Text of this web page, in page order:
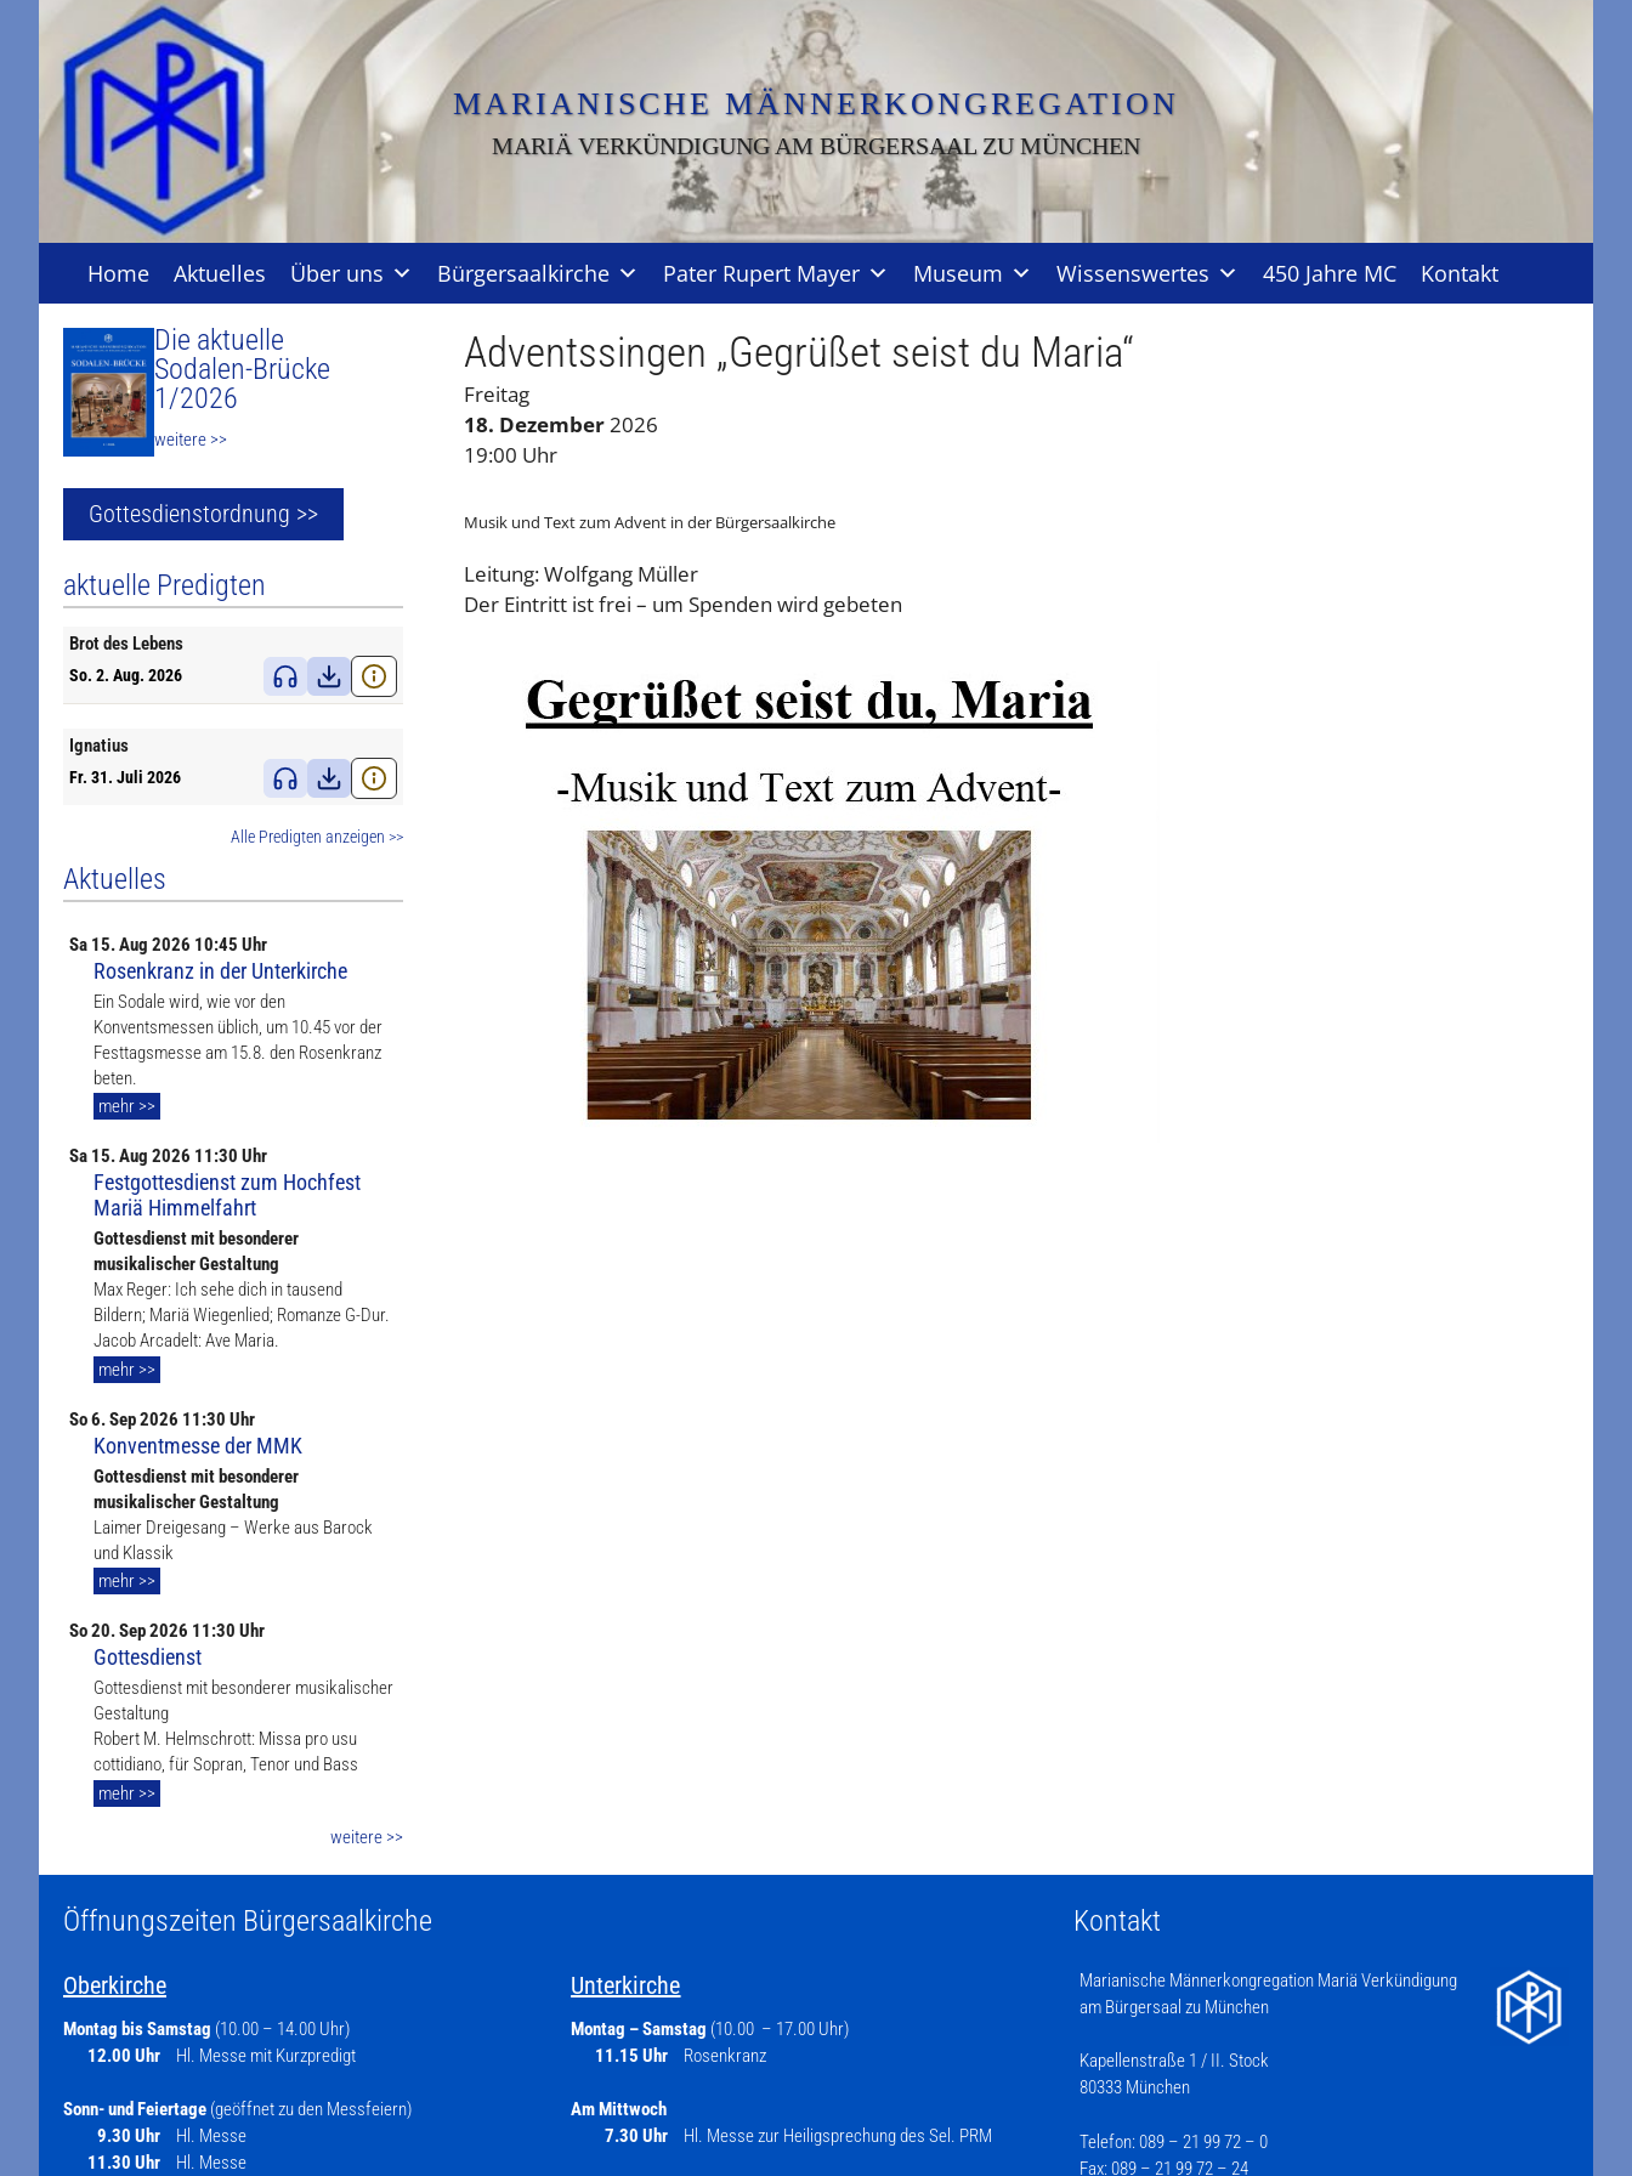
springen
MARIANISCHE MÄNNERKONGREGATION
MARIÄ VERKÜNDIGUNG AM BÜRGERSAAL ZU MÜNCHEN
Home Aktuelles Über uns Bürgersaalkirche Pater Rupert Mayer Museum Wissenswertes 450 Jahre MC Kontakt
Adventssingen „Gegrüßet seist du Maria“
Freitag
18. Dezember2026
19:00 Uhr
Musik und Text zum Advent in der Bürgersaalkirche
Leitung: Wolfgang Müller
Der Eintritt ist frei – um Spenden wird gebeten
Die aktuelle
Sodalen-Brücke
1/2026
weitere >>
Gottesdienstordnung >>
aktuelle Predigten
Brot des Lebens
So. 2. Aug. 2026
Ignatius
Fr. 31. Juli 2026
Alle Predigten anzeigen >>
Aktuelles
Sa 15. Aug 2026 10:45 Uhr
Rosenkranz in der Unterkirche
Ein Sodale wird, wie vor den
Konventsmessen üblich, um 10.45 vor der
Festtagsmesse am 15.8. den Rosenkranz
beten.
mehr >>
Sa 15. Aug 2026 11:30 Uhr
Festgottesdienst zum Hochfest
Mariä Himmelfahrt
Gottesdienst mit besonderer
musikalischer Gestaltung
Max Reger: Ich sehe dich in tausend
Bildern; Mariä Wiegenlied; Romanze G-Dur.
Jacob Arcadelt: Ave Maria.
mehr >>
So6. Sep2026 11:30 Uhr
Konventmesse der MMK
Gottesdienst mit besonderer
musikalischer Gestaltung
Laimer Dreigesang – Werke aus Barock
und Klassik
mehr >>
So20. Sep2026 11:30 Uhr
Gottesdienst
Gottesdienst mit besonderer musikalischer
Gestaltung
Robert M. Helmschrott: Missa pro usu
cottidiano, für Sopran, Tenor und Bass
mehr >>
weitere >>
Öffnungszeiten Bürgersaalkirche Kontakt
Oberkirche
Montag bis Samstag (10.00 – 14.00 Uhr)
12.00 Uhr
Hl. Messe mit Kurzpredigt
Sonn- und Feiertage (geöffnet zu den Messfeiern)
9.30 Uhr
Hl. Messe
11.30 Uhr
Hl. Messe
Unterkirche
Montag – Samstag (10.00 – 17.00 Uhr)
11.15 Uhr
Rosenkranz
Am Mittwoch
7.30 Uhr
Hl. Messe zur Heiligsprechung des Sel. PRM
Marianische Männerkongregation Mariä Verkündigung
am Bürgersaal zu München
Kapellenstraße 1 / II. Stock
80333 München
Telefon: 089 – 21 99 72 – 0
Fax: 089 – 21 99 72 – 24